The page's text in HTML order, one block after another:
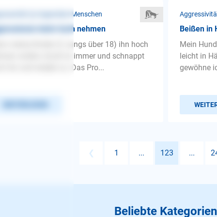
❯ Gegenüber Menschen
beim hoch nehmen
meine Kinder (3 Jungs über 18) ihn hoch
wollen, knurrt er immer und schnappt
hin und wieder zu. Das Pro...
Beißen in
Mein
leicht in
gewöhne
❮ 1 ... 123 ...
Beliebte Kategorien